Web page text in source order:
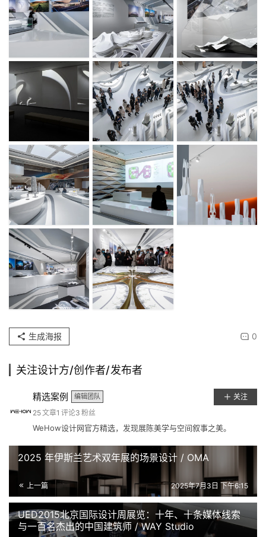
0
生成海报
关注设计方/创作者/发布者
精选案例 编辑团队
关注
25文章1 评论3 粉丝
WeHow设计网官方精选，发现展陈美学与空间叙事之美。
2025 年伊斯兰艺术双年展的场景设计 / OMA
上一篇 2025年7月3日 下午6:15
UED2015北京国际设计周展览：十年、十条媒体线索
与一百名杰出的中国建筑师 / WAY Studio